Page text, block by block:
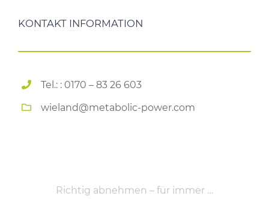
KONTAKT INFORMATION
Tel.: : 0170 – 83 26 603
wieland@metabolic-power.com
Richtig abnehmen – für immer …